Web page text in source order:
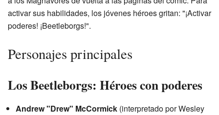
activar sus habilidades, los jóvenes héroes gritan: "¡Activar
poderes! ¡Beetleborgs!".
Personajes principales
Los Beetleborgs: Héroes con poderes
Andrew "Drew" McCormick (interpretado por Wesley